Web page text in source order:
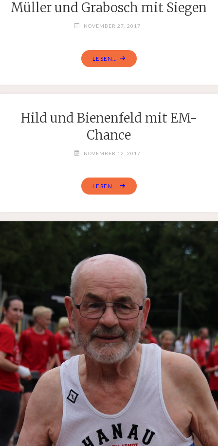
Müller und Grabosch mit Siegen
NOVEMBER 27, 2017
LESEN...
Hild und Bienenfeld mit EM-
Chance
NOVEMBER 12, 2017
LESEN...